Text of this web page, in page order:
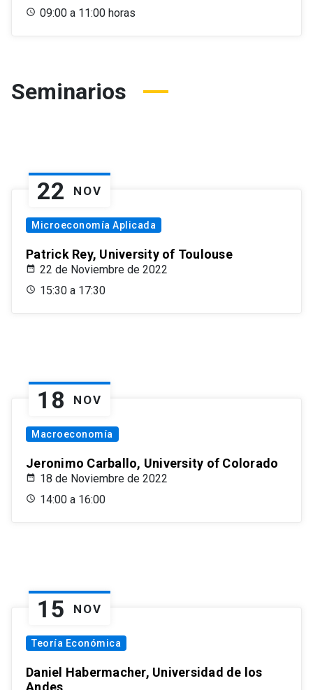
09:00 a 11:00 horas
Seminarios
22 NOV
Microeconomía Aplicada
Patrick Rey, University of Toulouse
22 de Noviembre de 2022
15:30 a 17:30
18 NOV
Macroeconomía
Jeronimo Carballo, University of Colorado
18 de Noviembre de 2022
14:00 a 16:00
15 NOV
Teoría Económica
Daniel Habermacher, Universidad de los
Andes